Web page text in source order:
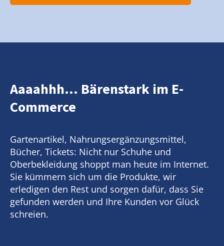
Aaaahhh... Bärenstark im E-
Commerce
Gartenartikel, Nahrungsergänzungsmittel,
Bücher, Tickets: Nicht nur Schuhe und
Oberbekleidung shoppt man heute im Internet.
Sie kümmern sich um die Produkte, wir
erledigen den Rest und sorgen dafür, dass Sie
gefunden werden und Ihre Kunden vor Glück
schreien.